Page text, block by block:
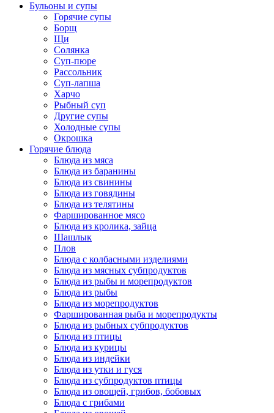
Бульоны и супы
Горячие супы
Борщ
Щи
Солянка
Суп-пюре
Рассольник
Суп-лапша
Харчо
Рыбный суп
Другие супы
Холодные супы
Окрошка
Горячие блюда
Блюда из мяса
Блюда из баранины
Блюда из свинины
Блюда из говядины
Блюда из телятины
Фаршированное мясо
Блюда из кролика, зайца
Шашлык
Плов
Блюда с колбасными изделиями
Блюда из мясных субпродуктов
Блюда из рыбы и морепродуктов
Блюда из рыбы
Блюда из морепродуктов
Фаршированная рыба и морепродукты
Блюда из рыбных субпродуктов
Блюда из птицы
Блюда из курицы
Блюда из индейки
Блюда из утки и гуся
Блюда из субпродуктов птицы
Блюда из овощей, грибов, бобовых
Блюда с грибами